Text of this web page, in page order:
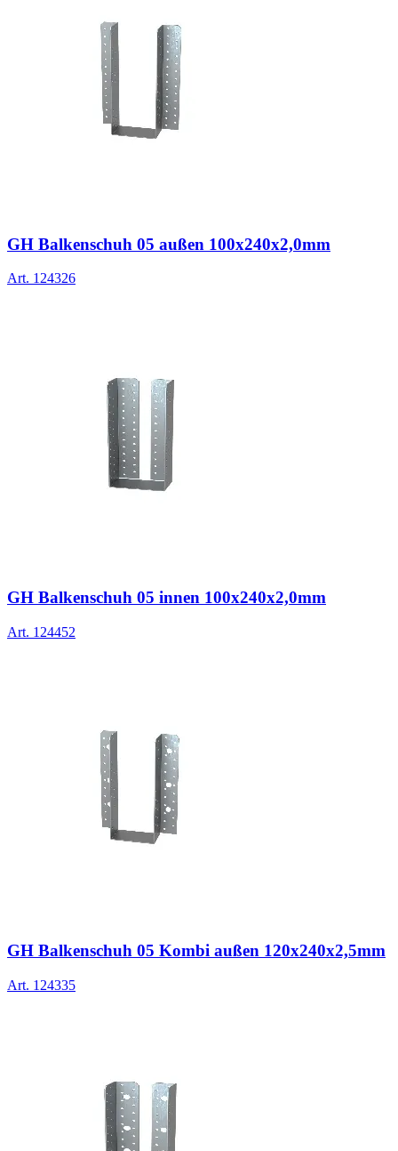
GH Balkenschuh 05 außen 100x240x2,0mm
Art. 124326
GH Balkenschuh 05 innen 100x240x2,0mm
Art. 124452
GH Balkenschuh 05 Kombi außen 120x240x2,5mm
Art. 124335